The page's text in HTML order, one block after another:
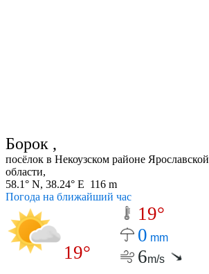
Борок ,
посёлок в Некоузском районе Ярославской
области,
58.1° N, 38.24° E 116 m
Погода на ближайший час
19°
19°
0 mm
6m/s